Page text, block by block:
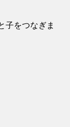
子をつなぎま